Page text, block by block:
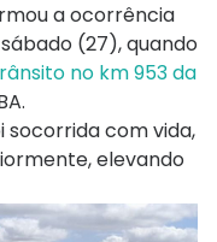
a ocorrência
(27), quando
no km 953 da
socorrida com vida,
elevando